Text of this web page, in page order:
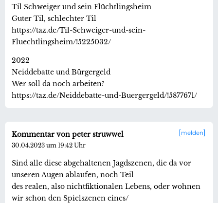
Til Schweiger und sein Flüchtlingsheim
Guter Til, schlechter Til
https://taz.de/Til-Schweiger-und-sein-
Fluechtlingsheim/!5225032/
2022
Neiddebatte und Bürgergeld
Wer soll da noch arbeiten?
https://taz.de/Neiddebatte-und-Buergergeld/!5877671/
melden
Kommentar von peter struwwel
30.04.2023 um 19:42 Uhr
Sind alle diese abgehaltenen Jagdszenen, die da vor
unseren Augen ablaufen, noch Teil
des realen, also nichtfiktionalen Lebens, oder wohnen
wir schon den Spielszenen eines/